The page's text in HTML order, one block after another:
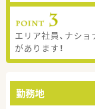
エリア社員、ナシ
があります！
勤務地